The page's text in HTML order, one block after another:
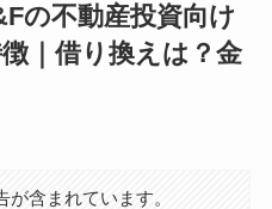
の不動産投資向け
｜借り換えは？金
含まれています。